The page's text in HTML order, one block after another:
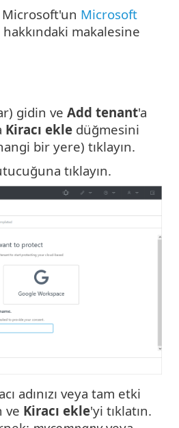
Microsoft
hakkındaki makalesine
gidin ve Add tenant'a
Kiracı ekle düğmesini
bir yere) tıklayın.
tıklayın.
adınızı veya tam etki
ve Kiracı ekle'yi tıklatın.